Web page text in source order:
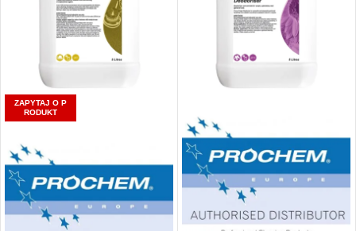
ZAPYTAJ O P
RODUKT